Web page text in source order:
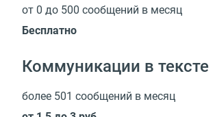
от 0 до 500 сообщений в месяц
Бесплатно
Коммуникации в тексте
более 501 сообщений в месяц